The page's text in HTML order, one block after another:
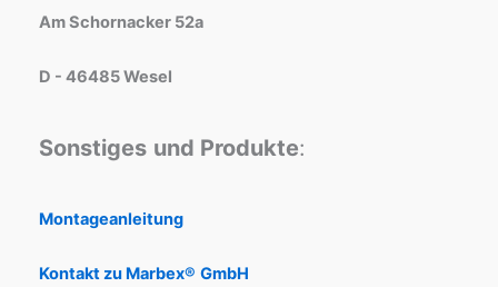
Am Schornacker 52a
D - 46485 Wesel
Sonstiges und Produkte:
Montageanleitung
Kontakt zu Marbex® GmbH